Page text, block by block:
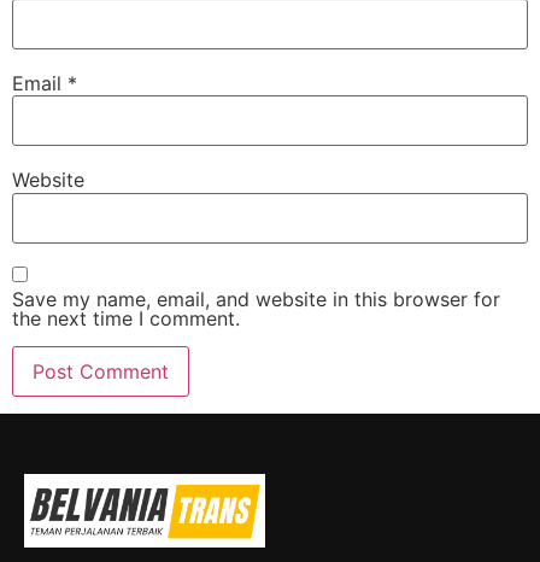
Email *
Website
Save my name, email, and website in this browser for
the next time I comment.